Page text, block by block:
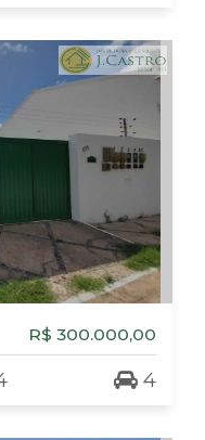
R$ 300.000,00
4